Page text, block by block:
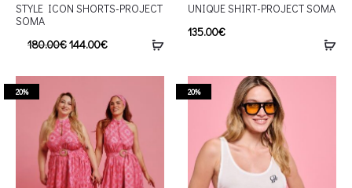
STYLE ICON SHORTS-PROJECT
SOMA
180.00€144.00€
UNIQUE SHIRT-PROJECT SOMA
135.00€
20% 20%